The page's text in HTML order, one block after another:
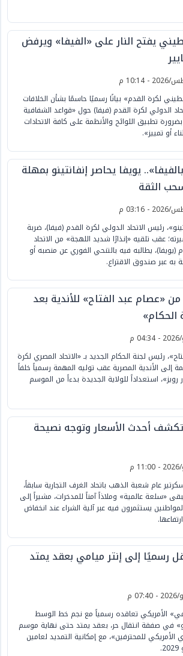
يفتح النار على «الفيفا» ويرفض
لكرة القدم» بيانًا رسميًا حاسمًا بشأن الخلافات
الدولي لكرة القدم (فيفا) حول «قواعد الشفافية
تطبيق اللوائح والأنظمة على كافة الاتحادات
أو تمييز».
يويفا يحاصر إنفانتينو بمهلة
الثقة
رئيس الاتحاد الدولي لكرة القدم (فيفا)، ضربة
عقب تلقيه «إنذارًا شديد اللهجة» من الاتحاد
(يويفا)، يطالبه فيه بالتنحي الفوري عن منصبه أو
به عبر صندوق الاقتراع.
«عصام عبد الفتاح» للأندية بعد
الحكام»
رئيس لجنة الحكام الجديد بـ «الاتحاد المصري لكرة
إلى الأندية المصرية عقب توليه المهمة رسمياً خلفاً
استعداداً للولاية الجديدة بدءاً من الموسم
أحدث الأسعار وتوجه نصيحة
عام شعبة الذهب باتحاد الغرف التجارية سابقاً،
«سلعة عالمية» وملاذاً آمناً للمدخرات، مشيراً إلى
يستثمرون فيه عبر آلية الشراء عند انخفاض
رسميًا إلى إنتر ميامي بعقد يمتد
الأمريكي تعاقده رسمياً مع نجم خط الوسط
في صفقة انتقال حر، بعقد يمتد حتى نهاية موسم
الأمريكي للمحترفين»، مع إمكانية التمديد لعامين